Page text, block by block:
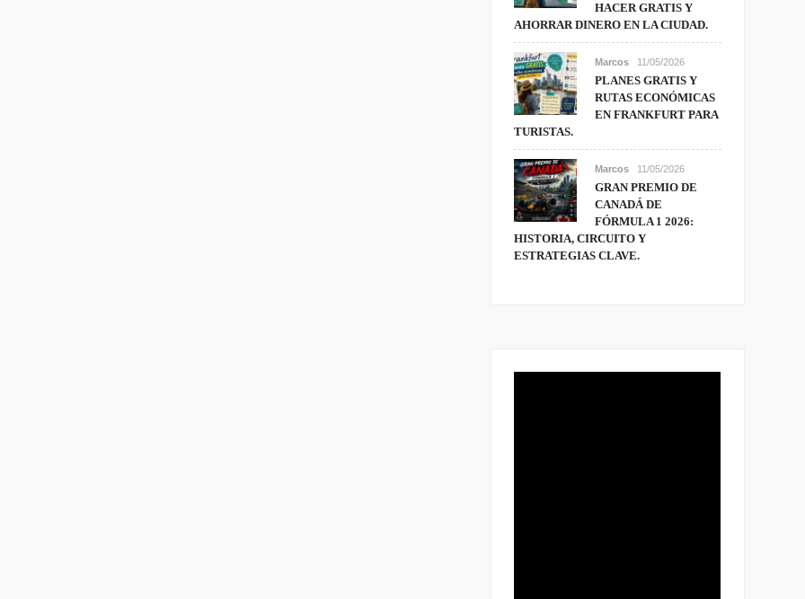
HACER GRATIS Y
AHORRAR DINERO EN LA CIUDAD.
Marcos 11/05/2026
PLANES GRATIS Y
RUTAS ECONÓMICAS
EN FRANKFURT PARA
TURISTAS.
Marcos 11/05/2026
GRAN PREMIO DE
CANADÁ DE
FÓRMULA 1 2026:
HISTORIA, CIRCUITO Y
ESTRATEGIAS CLAVE.